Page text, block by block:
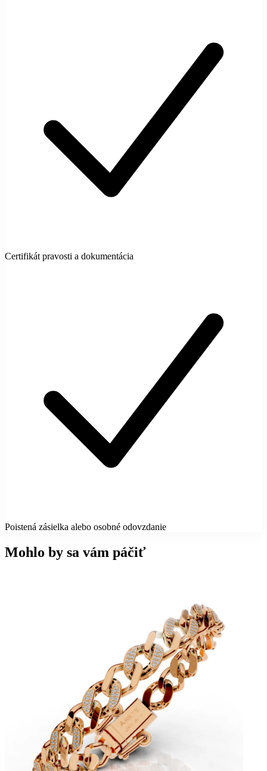
Certifikát pravosti a dokumentácia
Poistená zásielka alebo osobné odovzdanie
Mohlo by sa vám páčiť